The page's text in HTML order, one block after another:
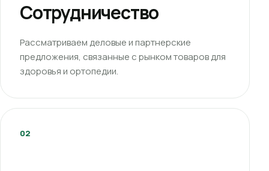
Сотрудничество
Рассматриваем деловые и партнерские
предложения, связанные с рынком товаров для
здоровья и ортопедии.
02